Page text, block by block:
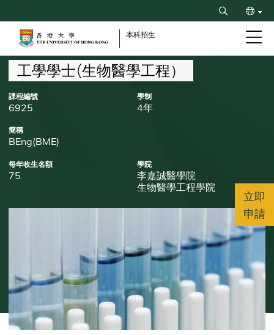
to
content
Search
简
本科招生
Breadcrumb
工學學士(生物醫學工程）
課程編號
6925
學制
4年
簡稱
BEng(BME)
每年收生名額
75
學院
李嘉誠醫學院
生物醫學工程學院
立即
申請